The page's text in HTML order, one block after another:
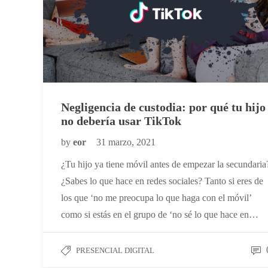
Negligencia de custodia: por qué tu hijo
no debería usar TikTok
by eor 31 marzo, 2021
¿Tu hijo ya tiene móvil antes de empezar la
¿Sabes lo que hace en redes sociales? Tanto si eres de
los que ‘no me preocupa lo que haga con el móvil’
como si estás en el grupo de ‘no sé lo que hace en…
PRESENCIAL DIGITAL